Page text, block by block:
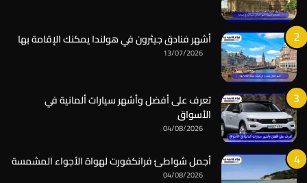
أشهر فنادق جيثرون في هولندا يمكنك الإقامة بها
13/07/2026
تعرف على أفضل وأشهر سيارات ألمانية في
الأسواق
04/08/2026
أجمل شواطئ فرانكفورت لهواة الأجواء المشمسة
04/08/2026